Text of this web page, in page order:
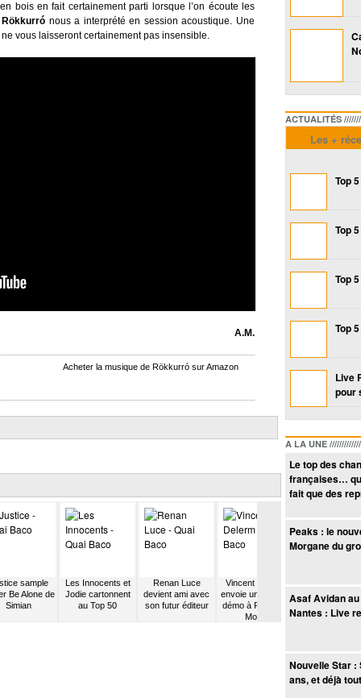
bois en fait certainement parti lorsque l’on écoute les
Rökkurró nous a interprété en session acoustique. Une
vous laisseront certainement pas insensible.
A.M.
Acheter la musique de Rökkurró sur Amazon
sample
Be Alone de
Simian
Les Innocents et
Jodie cartonnent
au Top 50
Renan Luce
devient ami avec
son futur éditeur
Vincent Delerm
envoie une bande
démo à François
Morel
recruter par
Eminem
ACTUALITÉS
Les +
Top
Top
Top
Top
Live
pour
A LA UNE
Le top des
françaises…
fait que des
Peaks : le
Morgane du
Asaf Avidan
Nantes : Live
Nouvelle Star :
ans, et déjà